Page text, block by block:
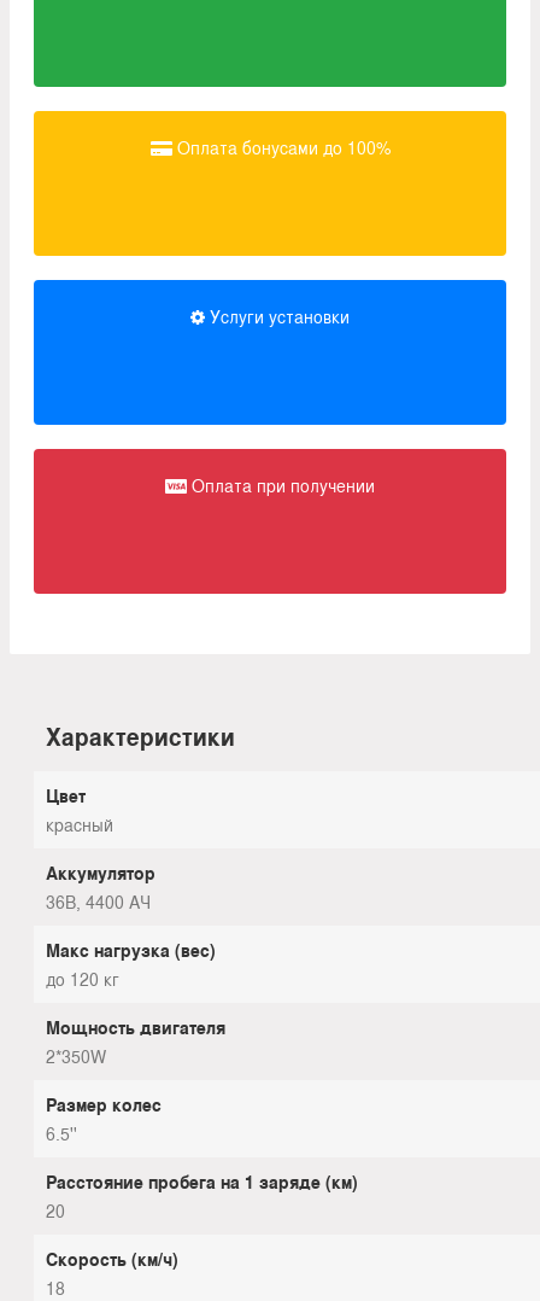
Оплата бонусами до 100%
Услуги установки
Оплата при получении
Характеристики
Цвет
красный
Аккумулятор
36В, 4400 АЧ
Макс нагрузка (вес)
до 120 кг
Мощность двигателя
2*350W
Размер колес
6.5''
Расстояние пробега на 1 заряде (км)
20
Скорость (км/ч)
18